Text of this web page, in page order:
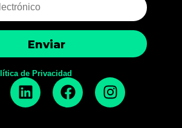
de Privacidad